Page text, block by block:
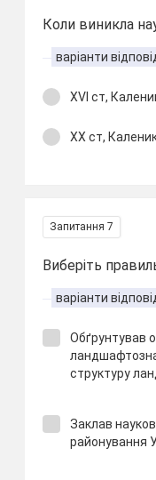
Коли виникла
варіанти
ХVI ст,
ХХ ст,
Запитання 7
Виберіть
варіанти
Обґрунтував
структуру
Заклав
районування